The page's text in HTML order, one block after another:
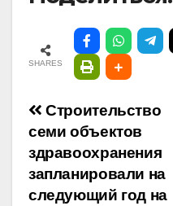
SHARES
Навигация
по
записям
Строительство
семи объектов
здравоохранения
запланировали на
следующий год на